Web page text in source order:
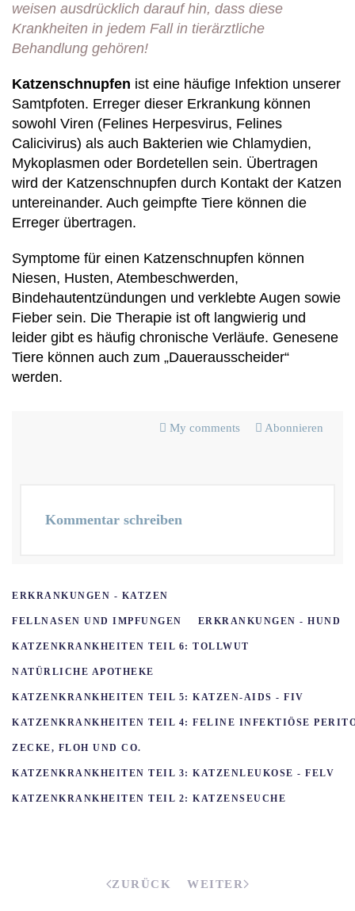
weisen ausdrücklich darauf hin, dass diese
Krankheiten in jedem Fall in tierärztliche
Behandlung gehören!
Katzenschnupfen ist eine häufige Infektion unserer
Samtpfoten. Erreger dieser Erkrankung können
sowohl Viren (Felines Herpesvirus, Felines
Calicivirus) als auch Bakterien wie Chlamydien,
Mykoplasmen oder Bordetellen sein. Übertragen
wird der Katzenschnupfen durch Kontakt der Katzen
untereinander. Auch geimpfte Tiere können die
Erreger übertragen.
Symptome für einen Katzenschnupfen können
Niesen, Husten, Atembeschwerden,
Bindehautentzündungen und verklebte Augen sowie
Fieber sein. Die Therapie ist oft langwierig und
leider gibt es häufig chronische Verläufe. Genesene
Tiere können auch zum „Dauerausscheider“
werden.
My comments Abonnieren
Kommentar schreiben
ERKRANKUNGEN - KATZEN
FELLNASEN UND IMPFUNGEN ERKRANKUNGEN - HUND
KATZENKRANKHEITEN TEIL 6: TOLLWUT
NATÜRLICHE APOTHEKE
KATZENKRANKHEITEN TEIL 5: KATZEN-AIDS - FIV
KATZENKRANKHEITEN TEIL 4: FELINE INFEKTIÖSE
ZECKE, FLOH UND CO.
KATZENKRANKHEITEN TEIL 3: KATZENLEUKOSE - FELV
KATZENKRANKHEITEN TEIL 2: KATZENSEUCHE
ZURÜCK WEITER